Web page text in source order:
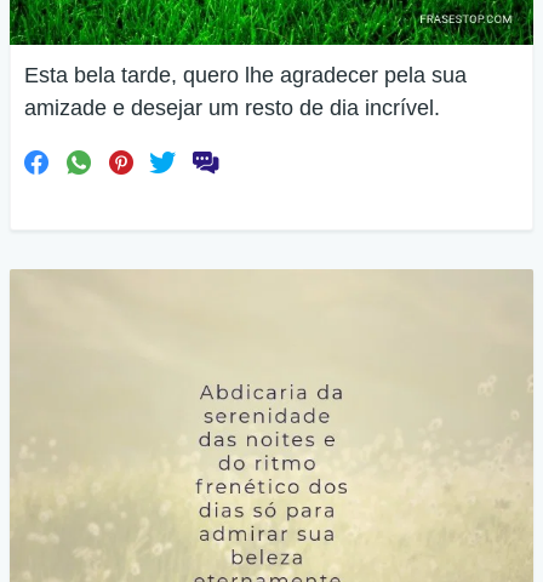
Esta bela tarde, quero lhe agradecer pela sua
amizade e desejar um resto de dia incrível.